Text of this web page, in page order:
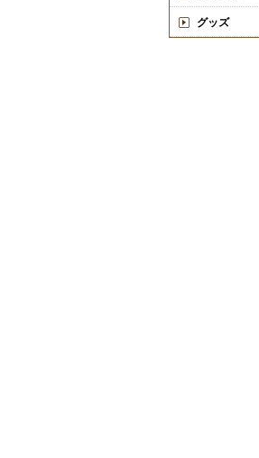
グッズ